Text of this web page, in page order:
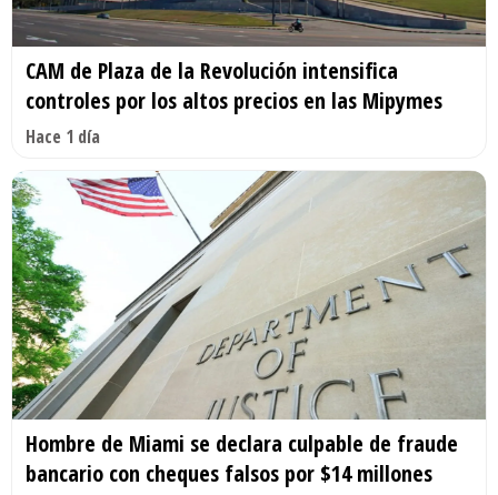
CAM de Plaza de la Revolución intensifica
controles por los altos precios en las Mipymes
Hace 1 día
Hombre de Miami se declara culpable de fraude
bancario con cheques falsos por $14 millones